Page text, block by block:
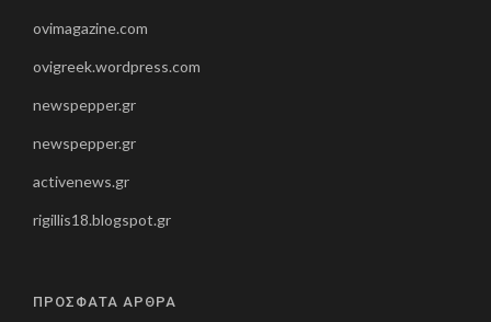
ovimagazine.com
ovigreek.wordpress.com
newspepper.gr
newspepper.gr
activenews.gr
rigillis18.blogspot.gr
ΠΡΟΣΦΑΤΑ ΑΡΘΡΑ